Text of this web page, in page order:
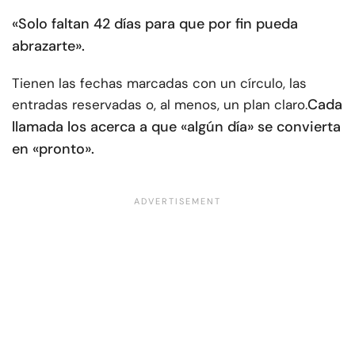
«Solo faltan 42 días para que por fin pueda
abrazarte».
Tienen las fechas marcadas con un círculo, las
entradas reservadas o, al menos, un plan claro.Cada
llamada los acerca a que «algún día» se convierta
en «pronto».